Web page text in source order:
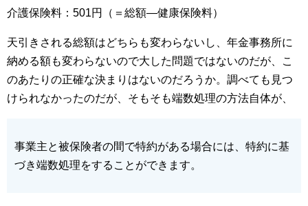
介護保険料：501円（＝総額―健康保険料）
天引きされる総額はどちらも変わらないし、年金事務所に
納める額も変わらないので大した問題ではないのだが、こ
のあたりの正確な決まりはないのだろうか。調べても見つ
けられなかったのだが、そもそも端数処理の方法自体が、
事業主と被保険者の間で特約がある場合には、特約に基
づき端数処理をすることができます。